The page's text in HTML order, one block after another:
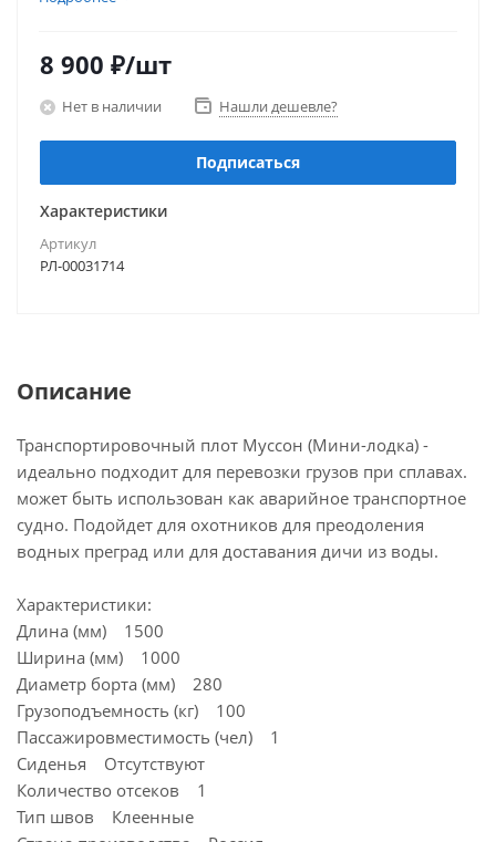
8 900 ₽/шт
Нет в наличии Нашли дешевле?
Подписаться
Характеристики
Артикул
РЛ-00031714
Описание
Транспортировочный плот Муссон (Мини-лодка) -
идеально подходит для перевозки грузов при сплавах.
может быть использован как аварийное транспортное
судно. Подойдет для охотников для преодоления
водных преград или для доставания дичи из воды.
Характеристики:
Длина (мм) 1500
Ширина (мм) 1000
Диаметр борта (мм) 280
Грузоподъемность (кг) 100
Пассажировместимость (чел) 1
Сиденья Отсутствуют
Количество отсеков 1
Тип швов Клеенные